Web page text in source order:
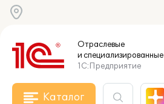
Отраслевые
и специализированные
1С:Предприятие
Каталог